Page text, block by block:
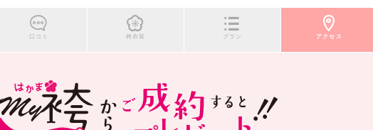
口コミ 袴衣装 プラン アクセス